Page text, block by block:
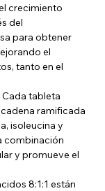
crecimiento
del
para obtener
el
tanto en el
Cada tableta
ramificada
isoleucina y
combinación
y promueve el
8:1:1 están